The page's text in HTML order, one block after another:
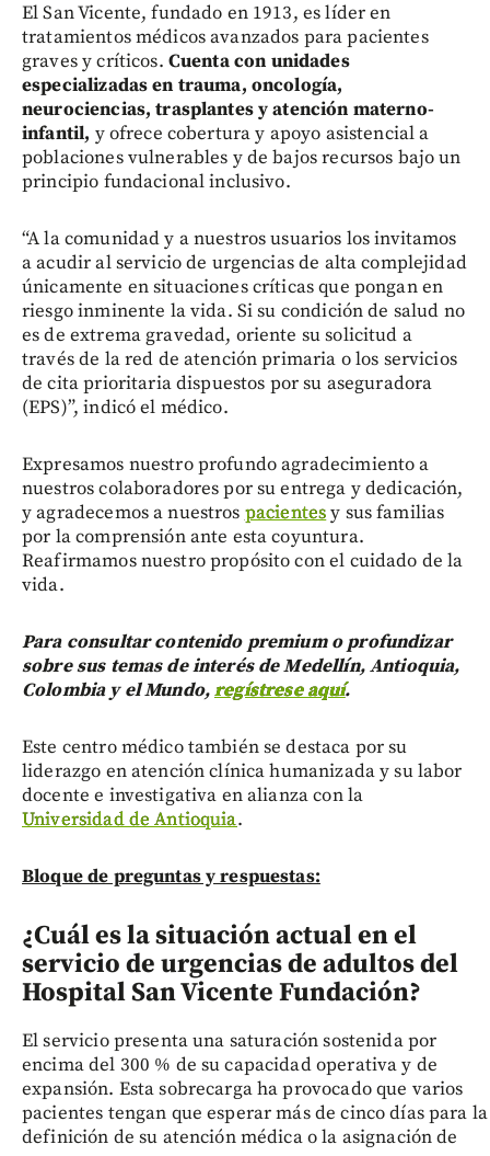
El San Vicente, fundado en 1913, es líder en
tratamientos médicos avanzados para pacientes
graves y críticos. Cuenta con unidades
especializadas en trauma, oncología,
neurociencias, trasplantes y atención materno-
infantil, y ofrece cobertura y apoyo asistencial a
poblaciones vulnerables y de bajos recursos bajo un
principio fundacional inclusivo.
“A la comunidad y a nuestros usuarios los invitamos
a acudir al servicio de urgencias de alta complejidad
únicamente en situaciones críticas que pongan en
riesgo inminente la vida. Si su condición de salud no
es de extrema gravedad, oriente su solicitud a
través de la red de atención primaria o los servicios
de cita prioritaria dispuestos por su aseguradora
(EPS)”, indicó el médico.
Expresamos nuestro profundo agradecimiento a
nuestros colaboradores por su entrega y dedicación,
y agradecemos a nuestros pacientesy sus familias
por la comprensión ante esta coyuntura.
Reafirmamos nuestro propósito con el cuidado de la
vida.
Para consultar contenido premium o profundizar
sobre sus temas de interés de Medellín, Antioquia,
Colombia y el Mundo,regístrese aquí.
Este centro médico también se destaca por su
liderazgo en atención clínica humanizada y su labor
docente e investigativa en alianza con la
Universidad de Antioquia.
Bloque de preguntas y respuestas:
¿Cuál es la situación actual en el
servicio de urgencias de adultos del
Hospital San Vicente Fundación?
El servicio presenta una saturación sostenida por
encima del 300 % de su capacidad operativa y de
expansión. Esta sobrecarga ha provocado que varios
pacientes tengan que esperar más de cinco días para la
definición de su atención médica o la asignación de